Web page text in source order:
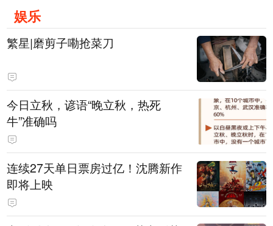
娱乐
繁星|磨剪子嘞抢菜刀
今日立秋，谚语“晚立秋，热死
牛”准确吗
连续27天单日票房过亿！沈腾新作
即将上映